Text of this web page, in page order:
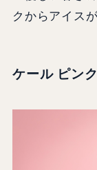
クからアイス
ケール ピン